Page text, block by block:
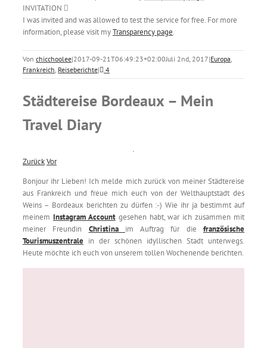
INVITATION
I was invited and was allowed to test the service for free. For more
information, please visit myTransparency page.
Von chicchoolee|2017-09-21T06:49:23+02:00Juli 2nd, 2017|Europa
Frankreich Reiseberichte| 4
Städtereise Bordeaux – Mein
Travel Diary
ZurückVor
Bonjour ihr Lieben! Ich melde mich zurück von meiner Städtereise
aus Frankreich und freue mich euch von der Welthauptstadt des
Weins – Bordeaux berichten zu dürfen :-) Wie ihr ja bestimmt auf
meinem Instagram Accountgesehen habt, war ich zusammen mit
meiner Freundin Christina im Auftrag für diefranzösische
Tourismuszentrale in der schönen idyllischen Stadt unterwegs.
Heute möchte ich euch von unserem tollen Wochenende berichten.